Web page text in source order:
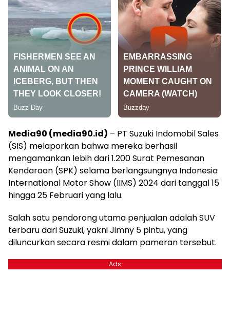
Media90 (media90.id) – PT Suzuki Indomobil Sales
(SIS) melaporkan bahwa mereka berhasil
mengamankan lebih dari 1.200 Surat Pemesanan
Kendaraan (SPK) selama berlangsungnya Indonesia
International Motor Show (IIMS) 2024 dari tanggal 15
hingga 25 Februari yang lalu.
Salah satu pendorong utama penjualan adalah SUV
terbaru dari Suzuki, yakni Jimny 5 pintu, yang
diluncurkan secara resmi dalam pameran tersebut.
Ads